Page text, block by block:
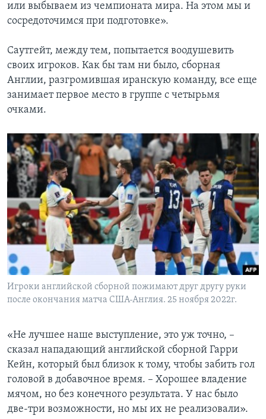
или выбываем из чемпионата мира. На этом мы и
сосредоточимся при подготовке».
Саутгейт, между тем, попытается воодушевить
своих игроков. Как бы там ни было, сборная
Англии, разгромившая иранскую команду, все еще
занимает первое место в группе с четырьмя
очками.
Игроки английской сборной пожимают друг другу руки
после окончания матча США-Англия. 25 ноября 2022г.
«Не лучшее наше выступление, это уж точно, –
сказал нападающий английской сборной Гарри
Кейн, который был близок к тому, чтобы забить гол
головой в добавочное время. – Хорошее владение
мячом, но без конечного результата. У нас было
две-три возможности, но мы их не реализовали».